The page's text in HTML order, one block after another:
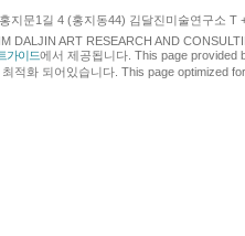
지문1길 4 (홍지동44) 김달진미술연구소 T
DALJIN ART RESEARCH AND
가이드에서 제공됩니다. This page provided
적화 되어있습니다. This page optimized